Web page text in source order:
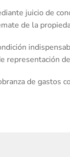
juicio de
de la
representación
de gastos